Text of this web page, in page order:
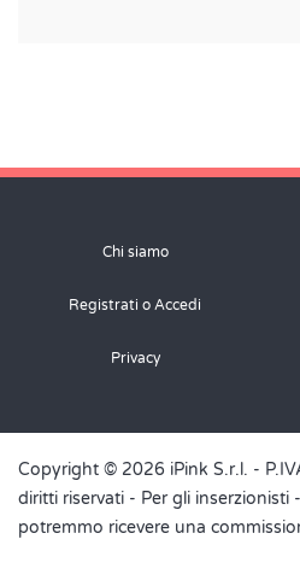
Chi siamo
Registrati o Accedi
Privacy
Copyright © 2026 iPink S.r.l. -
diritti riservati - Per gli inserzionisti
potremmo ricevere una